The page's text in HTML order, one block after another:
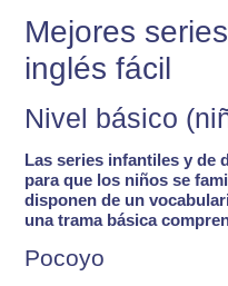
Mejores
inglés fácil
Nivel básico
Las series infantiles y de
para que los niños se
disponen de un
una trama básica
Pocoyo